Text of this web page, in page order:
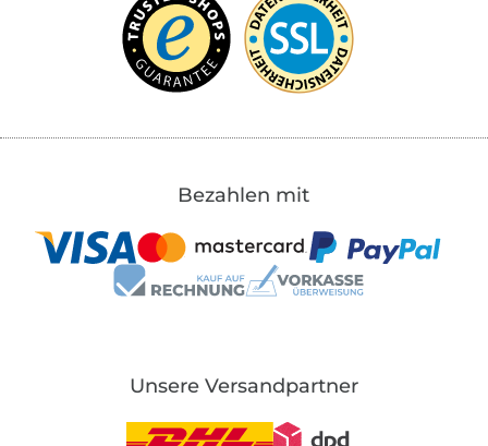
Bezahlen mit
Unsere Versandpartner